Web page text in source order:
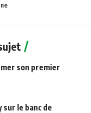
son premier
le banc de